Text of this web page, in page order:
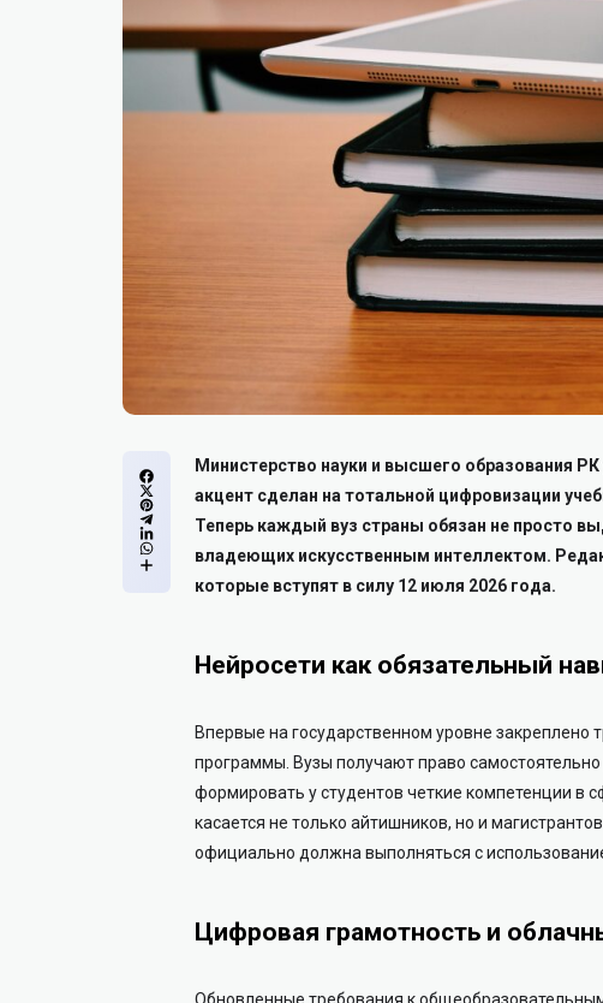
Министерство науки и высшего образования
акцент сделан на тотальной цифровизации
Теперь каждый вуз страны обязан не просто
владеющих искусственным интеллектом.
которые вступят в силу 12 июля 2026 года.
Нейросети как обязательный
Впервые на государственном уровне
программы. Вузы получают право
формировать у студентов четкие компетенции в
касается не только айтишников, но и
официально должна выполняться с
Цифровая грамотность и